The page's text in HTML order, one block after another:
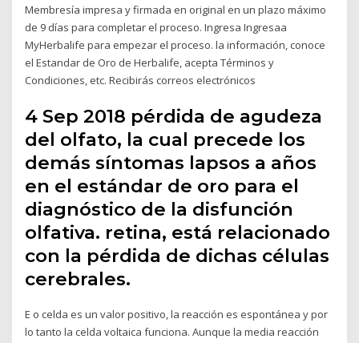
Membresía impresa y firmada en original en un plazo máximo
de 9 días para completar el proceso. Ingresa Ingresaa
MyHerbalife para empezar el proceso. la información, conoce
el Estandar de Oro de Herbalife, acepta Términos y
Condiciones, etc. Recibirás correos electrónicos
4 Sep 2018 pérdida de agudeza
del olfato, la cual precede los
demás síntomas lapsos a años
en el estándar de oro para el
diagnóstico de la disfunción
olfativa. retina, está relacionado
con la pérdida de dichas células
cerebrales.
E o celda es un valor positivo, la reacción es espontánea y por
lo tanto la celda voltaica funciona. Aunque la media reacción